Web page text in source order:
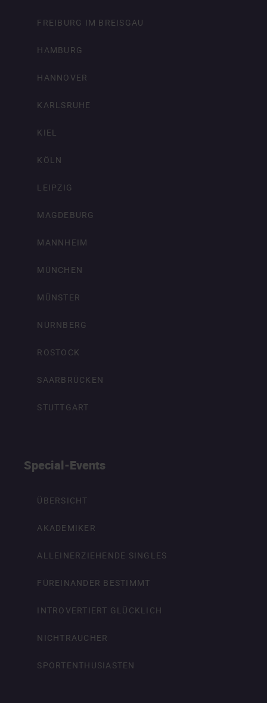
FREIBURG IM BREISGAU
HAMBURG
HANNOVER
KARLSRUHE
KIEL
KÖLN
LEIPZIG
MAGDEBURG
MANNHEIM
MÜNCHEN
MÜNSTER
NÜRNBERG
ROSTOCK
SAARBRÜCKEN
STUTTGART
Special-Events
ÜBERSICHT
AKADEMIKER
ALLEINERZIEHENDE SINGLES
FÜREINANDER BESTIMMT
INTROVERTIERT GLÜCKLICH
NICHTRAUCHER
SPORTENTHUSIASTEN